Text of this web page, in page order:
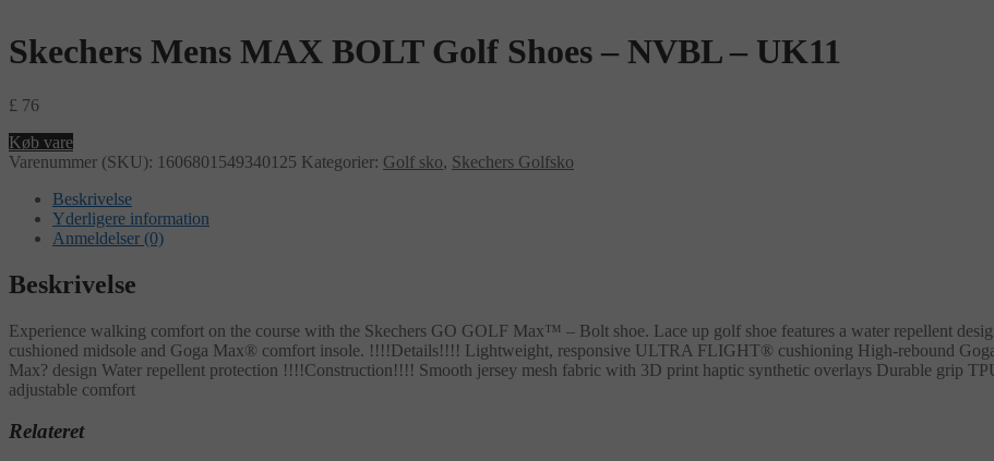
Skechers Mens MAX BOLT Golf Shoes – NVBL – UK11
£ 76
Køb vare
Varenummer (SKU): 1606801549340125 Kategorier: Golf sko, Skechers Golfsko
Beskrivelse
Yderligere information
Anmeldelser (0)
Beskrivelse
Experience walking comfort on the course with the Skechers GO GOLF Max™ – Bolt shoe. Lace up golf shoe features a water repellent
cushioned midsole and Goga Max® comfort insole. !!!!Details!!!! Lightweight, responsive ULTRA FLIGHT® cushioning High-rebound
Max? design Water repellent protection !!!!Construction!!!! Smooth jersey mesh fabric with 3D print haptic synthetic overlays Durable grip
adjustable comfort
Relateret